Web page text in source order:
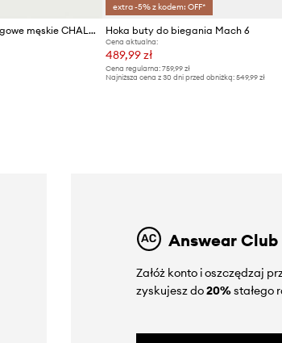
Hoka buty treningowe męskie CHALLENGER 8 GTX
extra -5% z kodem: OFF*
Hoka buty do biegania Mach 6
Cena aktualna:
489,99 zł
Cena regularna: 759,99 zł
Najniższa cena z 30 dni przed obniżką: 549,99 zł
Answear Club
Załóż konto i oszczędzaj
zyskujesz do20%stałego